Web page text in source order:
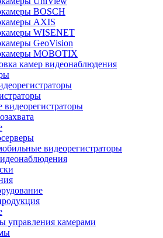
BOSCH
AXIS
WISENET
GeoVision
MOBOTIX
камер видеонаблюдения
видеорегистраторы
видеорегистраторы
управления камерами